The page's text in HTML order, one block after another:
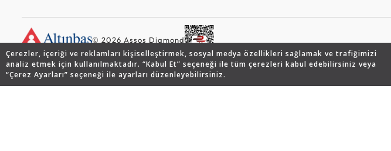
Çerezler, içeriği ve reklamları kişiselleştirmek, sosyal medya özellikleri sağlamak ve trafiğimizi
analiz etmek için kullanılmaktadır. “Kabul Et” seçeneği ile tüm çerezleri kabul edebilirsiniz veya
“Çerez Ayarları” seçeneği ile ayarları düzenleyebilirsiniz.
© 2026 Assos Diamond